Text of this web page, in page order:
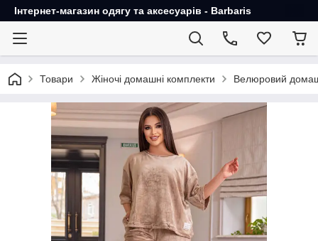
Інтернет-магазин одягу та аксесуарів - Barbaris
Товари Жіночі домашні комплекти Велюровий